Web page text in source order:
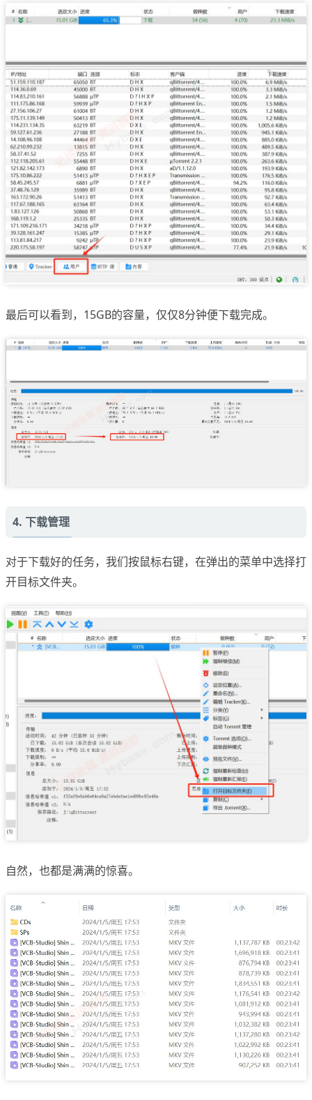
最后可以看到，15GB的容量，仅仅8分钟便下载完成。
4. 下载管理
对于下载好的任务，我们按鼠标右键，在弹出的菜单中选择打
开目标文件夹。
自然，也都是满满的惊喜。